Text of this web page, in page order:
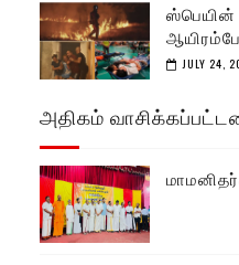
ஸ்பெயின்
JULY 24,
அதிகம்